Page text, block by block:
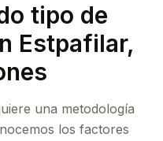
tipo de
Estpafilar,
una metodología
los factores